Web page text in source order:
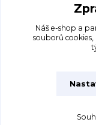
Náš e-shop a
souborů